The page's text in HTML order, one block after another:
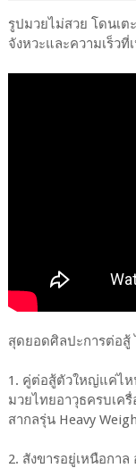
รูปมวยไม่สวย โดนเ
จังหวะและความเร็ว
สุดยอดศิลปะการต่อสู้
1. คู่ต่อสู้ตัวใหญ่แค่ไห
มวยไทยอาวุธครบเค
สากลรุ่น Heavy
2. สังขารอยู่เหนือกา